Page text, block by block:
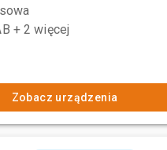
+ 2 więcej
Zobacz urządzenia